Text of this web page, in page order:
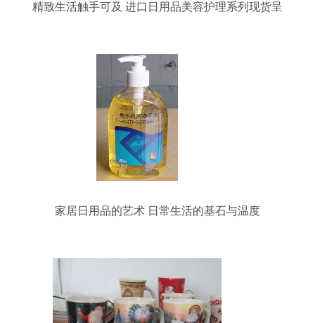
精致生活触手可及 进口日用品美容护理系列现货呈
家居日用品的艺术 日常生活的基石与温度